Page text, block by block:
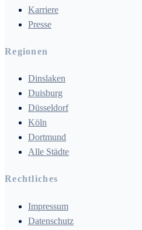
Karriere
Presse
Regionen
Dinslaken
Duisburg
Düsseldorf
Köln
Dortmund
Alle Städte
Rechtliches
Impressum
Datenschutz